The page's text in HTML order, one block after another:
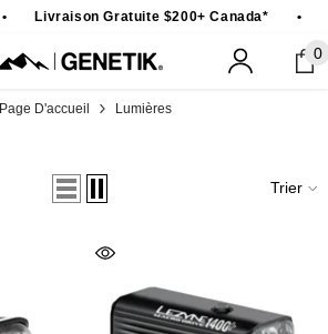
Livraison Gratuite $200+ Canada*
0
0
Page D'accueil Lumières
Trier